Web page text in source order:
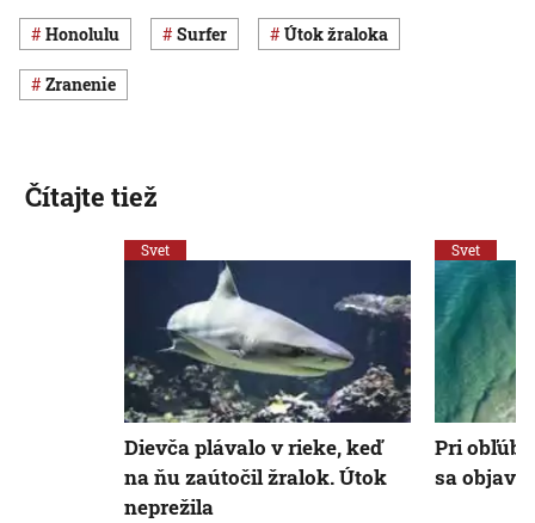
Honolulu surfer útok žraloka
zranenie
Čítajte tiež
Svet
Dievča plávalo v rieke, keď
na ňu zaútočil žralok. Útok
neprežila
Svet
Pri
sa